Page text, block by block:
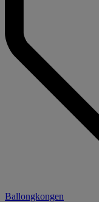
Ballongkongen